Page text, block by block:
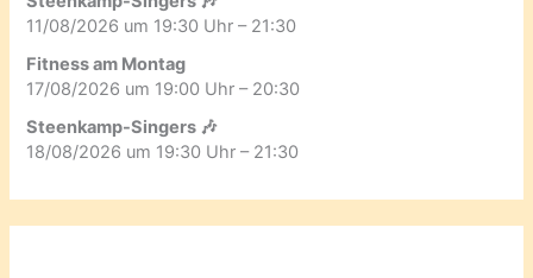
11/08/2026 um 19:30 Uhr – 21:30
Fitness am Montag
17/08/2026 um 19:00 Uhr – 20:30
Steenkamp-Singers 🎶
18/08/2026 um 19:30 Uhr – 21:30